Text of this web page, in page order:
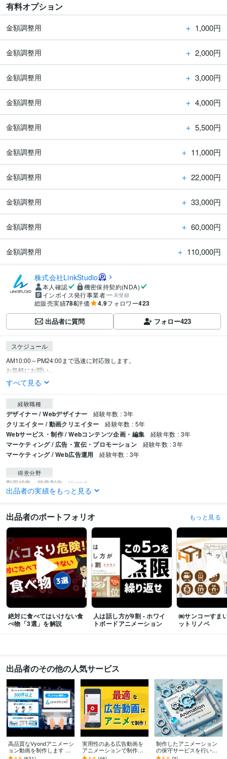
有料オプション
金額調整用 ＋ 1,000円
金額調整用 ＋ 2,000円
金額調整用 ＋ 3,000円
金額調整用 ＋ 4,000円
金額調整用 ＋ 5,500円
金額調整用 ＋ 11,000円
金額調整用 ＋ 22,000円
金額調整用 ＋ 33,000円
金額調整用 ＋ 60,000円
金額調整用 ＋ 110,000円
株式会社LinkStudio
本人確認
機密保持契約(NDA)
インボイス発行事業者
未登録
総販売実績788評価 4.9フォロワー423
出品者に質問 フォロー423
スケジュール
AM10:00～PM24:00まで迅速に対応致します。
お気軽にお問い...
すべて見る
経験職種
デザイナー / Webデザイナー 経験年数 : 3年
クリエイター / 動画クリエイター 経験年数 : 5年
Webサービス・制作 / Webコンテンツ企画・編集 経験年数 : 3年
マーケティング / 広告・宣伝・プロモーション 経験年数 : 3年
マーケティング / Web広告運用 経験年数 : 3年
得意分野
動画編集・映像制作 Vyond
アニメーション 動画編集 YouTube
サービス
ホームページ
出品者の実績をもっと見る
出品者のポートフォリオ もっと見る
絶対に食べてはいけない食
べ物「3選」を解説
人は話し方が9割 - ホワイ
トボードアニメーション
㈱サンコーすま
ットリノベ
出品者のその他の人気サービス
高品質なVyondアニメーシ
ョン動画を制作します 明
瞭会計で安心！企業PR・
実用性のある広告動画を
アニメーションで制作致
します YouTube・Instagra
制作したアニメーション
の保守サービスを行いま
す サービス内容を必ずご